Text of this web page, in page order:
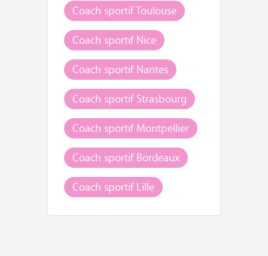
Coach sportif Toulouse
Coach sportif Nice
Coach sportif Nantes
Coach sportif Strasbourg
Coach sportif Montpellier
Coach sportif Bordeaux
Coach sportif Lille